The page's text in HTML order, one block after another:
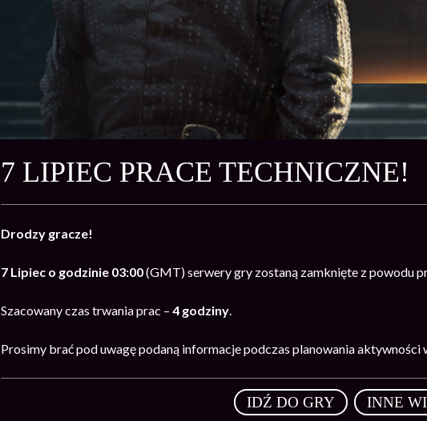
7 LIPIEC PRACE TECHNICZNE!
Drodzy gracze!
7 Lipiec o godzinie 03:00(GMT) serwery gry zostaną zamknięte z powodu
Szacowany czas trwania prac – 4 godziny.
Prosimy brać pod uwagę podaną informacje podczas planowania aktywności
IDŹ DO GRY INNE